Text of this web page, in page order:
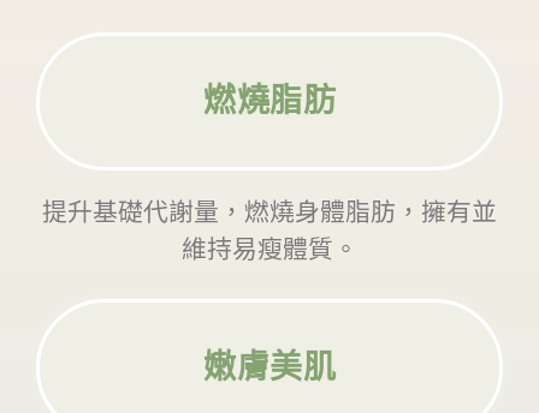
燃燒脂肪
提升基礎代謝量，燃燒身體脂肪，擁有並
維持易瘦體質。
嫩膚美肌